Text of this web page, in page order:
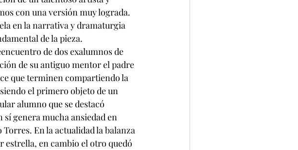
con una versión muy lograda.
en la narrativa y dramaturgia
de la pieza.
de dos exalumnos de
de su antiguo mentor el padre
que terminen compartiendo la
el primero objeto de un
alumno que se destacó
genera mucha ansiedad en
En la actualidad la balanza
estrella, en cambio el otro quedó